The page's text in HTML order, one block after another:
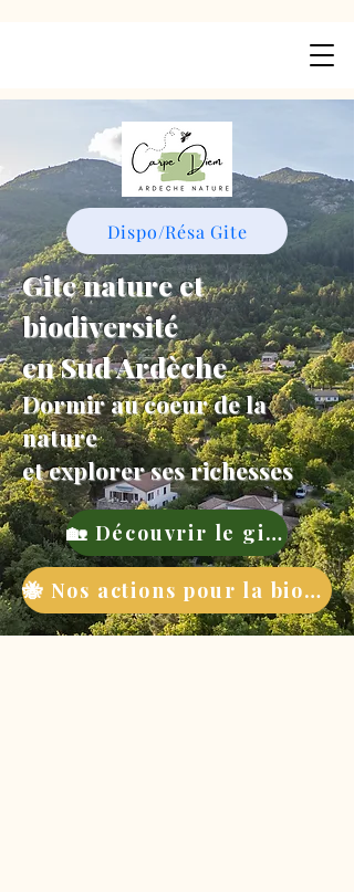
Dispo/Résa Gite
Gite nature et
biodiversité
en Sud Ardèche
Dormir au coeur de la
nature
et explorer ses richesses
🏡 Découvrir le gite
🐝 Nos actions pour la biodiversité